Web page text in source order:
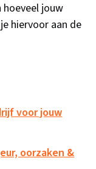
jouw
hiervoor aan de
voor jouw
oorzaken &